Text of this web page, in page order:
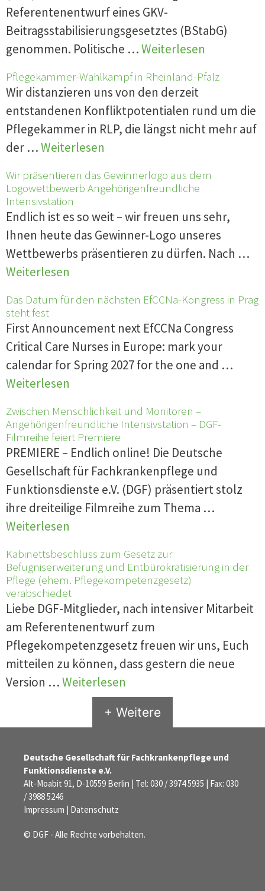
Referentenentwurf eines GKV-
Beitragsstabilisierungsgesetztes (BStabG)
genommen. Politische …Weiterlesen
Pflegekammer-Wahlkampf in Rheinland-Pfalz
Wir distanzieren uns von den derzeit
entstandenen Konfliktpotentialen rund um die
Pflegekammer in RLP, die längst nicht mehr auf
der …Weiterlesen
Wir präsentieren das Gewinnerlogo aus dem
Logowettbewerb Angehörigenfreundliche
Intensivstation
Endlich ist es so weit – wir freuen uns sehr,
Ihnen heute das Gewinner-Logo unseres
Wettbewerbs präsentieren zu dürfen. Nach …
Weiterlesen
Das Datum für den nächsten EfCCNa-Kongress in Prag
steht fest
First Announcement next EfCCNa Congress
Critical Care Nurses in Europe: mark your
calendar for Spring 2027 for the one and …
Weiterlesen
Zwischen Menschlichkeit und Monitoren –
Angehörigenfreundliche Intensivstation – DGF-
Filmreihe feiert Premiere
PREMIERE – Endlich online! Die Deutsche
Gesellschaft für Fachkrankenpflege und
Funktionsdienste e.V. (DGF) präsentiert stolz
ihre dreiteilige Filmreihe zum Thema …
Weiterlesen
Kabinettsbeschluss zum Gesetz zur
Befugniserweiterung und Entbürokratisierung in der
Pflege (ehem. Pflegekompetenzgesetz)
verabschiedet
Liebe DGF-Mitglieder, nach intensiver Mitarbeit
am Referentenentwurf zum
Pflegekompetenzgesetz freuen wir uns, Euch
mitteilen zu können, dass gestern die neue
Version …Weiterlesen
+ Weitere
Deutsche Gesellschaft für Fachkrankenpflege und
Funktionsdienste e.V.
Alt-Moabit 91, D-10559 Berlin | Tel: 030 / 3974 5935 | Fax: 030
/ 3988 5246
Impressum | Datenschutz
© DGF - Alle Rechte vorbehalten.